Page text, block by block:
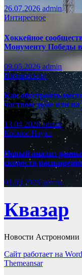
26.07.2026 admin
Интиресное
Хоккейное
Монументу Победы
09.05.2026 admin
Интиресное
Как обустроить
частном доме или на
13.04.2026admin
Космос Наука
Новый анализ
скорости
01.03.2026admin
Квазар
Новости Астрономии
Сайт работает на
Themeansar